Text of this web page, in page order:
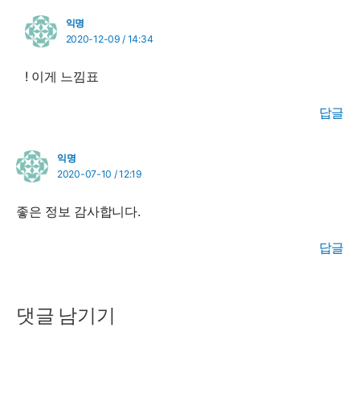
익명
2020-12-09 / 14:34
! 이게 느낌표
답글
익명
2020-07-10 / 12:19
좋은 정보 감사합니다.
답글
댓글 남기기